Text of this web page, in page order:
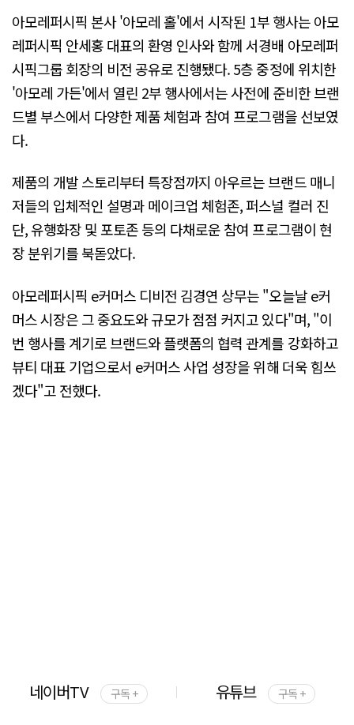
아모레퍼시픽 본사 '아모레 홀'에서 시작된 1부 행사는 아모
레퍼시픽 안세홍 대표의 환영 인사와 함께 서경배 아모레퍼
시픽그룹 회장의 비전 공유로 진행됐다. 5층 중정에 위치한
'아모레 가든'에서 열린 2부 행사에서는 사전에 준비한 브랜
드별 부스에서 다양한 제품 체험과 참여 프로그램을 선보였
다.
제품의 개발 스토리부터 특장점까지 아우르는 브랜드 매니
저들의 입체적인 설명과 메이크업 체험존, 퍼스널 컬러 진
단, 유행화장 및 포토존 등의 다채로운 참여 프로그램이 현
장 분위기를 북돋았다.
아모레퍼시픽 e커머스 디비전 김경연 상무는 "오늘날 e커
머스 시장은 그 중요도와 규모가 점점 커지고 있다"며, "이
번 행사를 계기로 브랜드와 플랫폼의 협력 관계를 강화하고
뷰티 대표 기업으로서 e커머스 사업 성장을 위해 더욱 힘쓰
겠다"고 전했다.
네이버TV 구독 + 유튜브 구독 +